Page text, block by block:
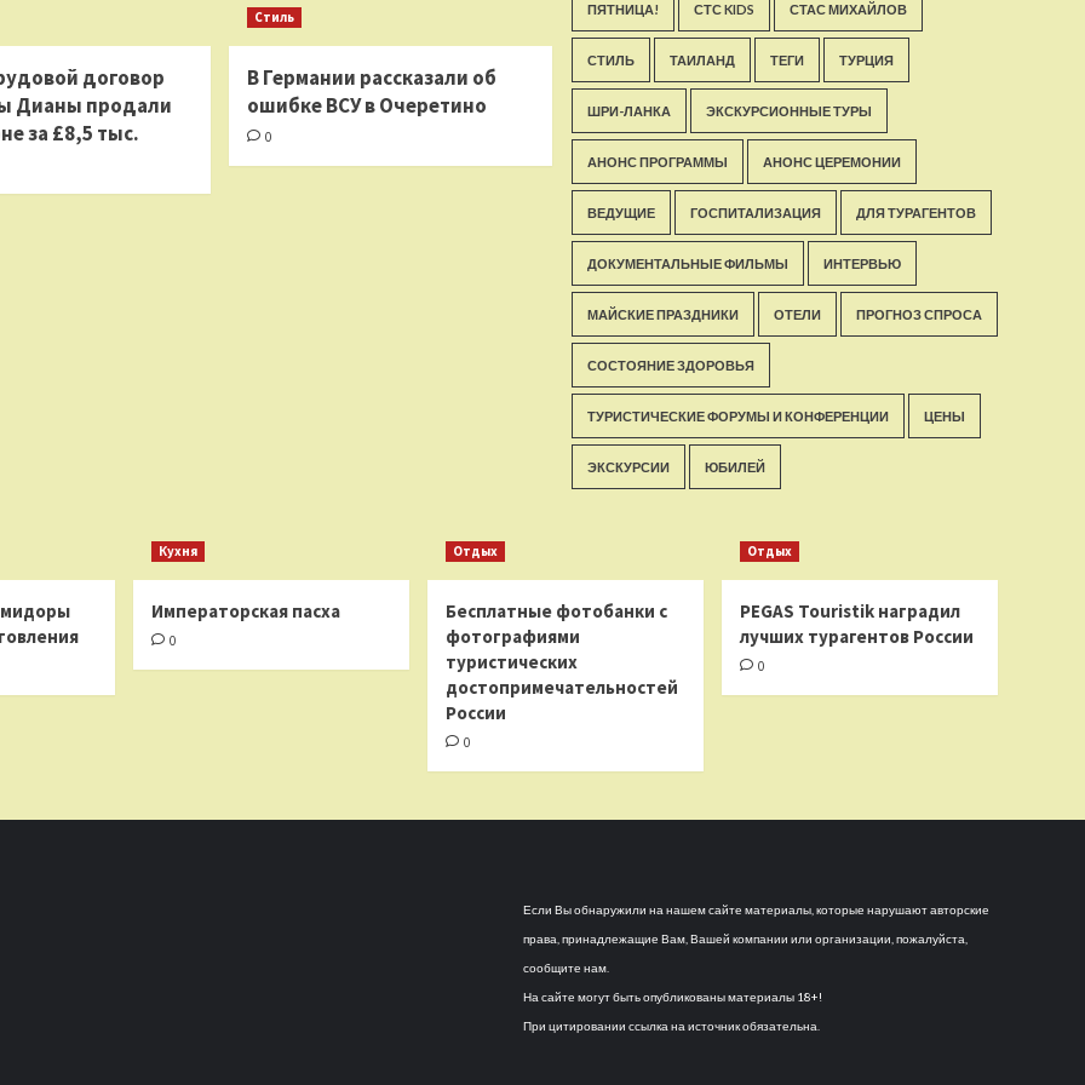
договор
Дианы продали
за £8,5 тыс.
Стиль
В Германии рассказали об
ошибке ВСУ в Очеретино
0
ПЯТНИЦА! СТС KIDS СТАС МИХАЙЛОВ
СТИЛЬ ТАИЛАНД ТЕГИ ТУРЦИЯ
ШРИ-ЛАНКА ЭКСКУРСИОННЫЕ ТУРЫ
АНОНС ПРОГРАММЫ АНОНС ЦЕРЕМОНИИ
ВЕДУЩИЕ ГОСПИТАЛИЗАЦИЯ ДЛЯ ТУРАГЕНТОВ
ДОКУМЕНТАЛЬНЫЕ ФИЛЬМЫ ИНТЕРВЬЮ
МАЙСКИЕ ПРАЗДНИКИ ОТЕЛИ ПРОГНОЗ СПРОСА
СОСТОЯНИЕ ЗДОРОВЬЯ
ТУРИСТИЧЕСКИЕ ФОРУМЫ И КОНФЕРЕНЦИИ ЦЕНЫ
ЭКСКУРСИИ ЮБИЛЕЙ
Кухня
Императорская пасха
0
Отдых
Бесплатные фотобанки с
фотографиями
туристических
достопримечательностей
России
0
Отдых
PEGAS Touristik наградил
лучших турагентов России
0
Если Вы обнаружили на нашем сайте материалы, которые нарушают авторские
права, принадлежащие Вам, Вашей компании или организации, пожалуйста,
сообщите нам.
На сайте могут быть опубликованы материалы 18+!
При цитировании ссылка на источник обязательна.